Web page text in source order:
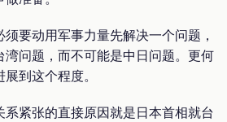
要动用军事力量先解决一个问题，
问题，而不可能是中日问题。更何
到这个程度。
紧张的直接原因就是日本首相就台